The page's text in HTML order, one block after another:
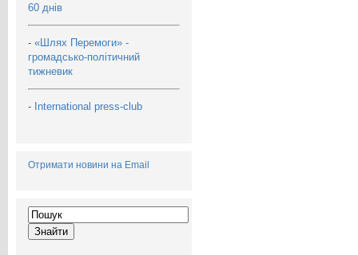
60 днів
- «Шлях Перемоги» -
громадсько-політичний
тижневик
- International press-club
Отримати новини на Email